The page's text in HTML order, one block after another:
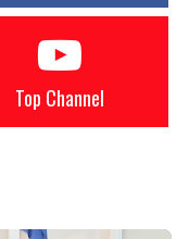
Top Channel